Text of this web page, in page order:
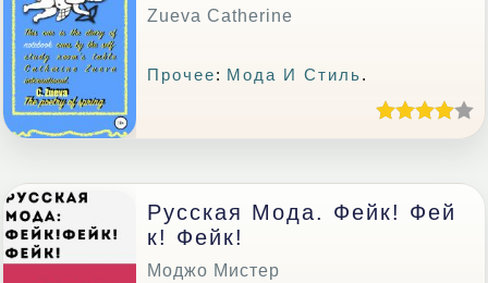
Zueva Catherine
Прочее: Мода И Стиль.
Русская Мода. Фейк! Фей
К! Фейк!
Моджо Мистер